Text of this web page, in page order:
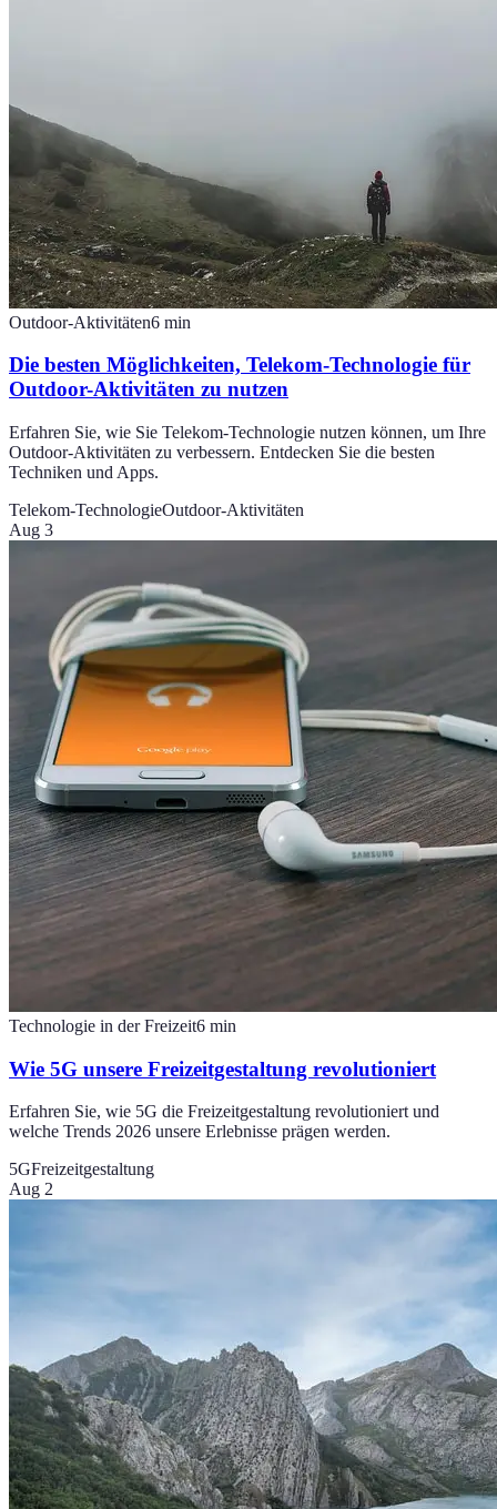
Outdoor-Aktivitäten6 min
Die besten Möglichkeiten, Telekom-Technologie für
Outdoor-Aktivitäten zu nutzen
Erfahren Sie, wie Sie Telekom-Technologie nutzen können, um Ihre
Outdoor-Aktivitäten zu verbessern. Entdecken Sie die besten
Techniken und Apps.
Telekom-TechnologieOutdoor-Aktivitäten
Aug 3
Technologie in der Freizeit6 min
Wie 5G unsere Freizeitgestaltung revolutioniert
Erfahren Sie, wie 5G die Freizeitgestaltung revolutioniert und
welche Trends 2026 unsere Erlebnisse prägen werden.
5GFreizeitgestaltung
Aug 2